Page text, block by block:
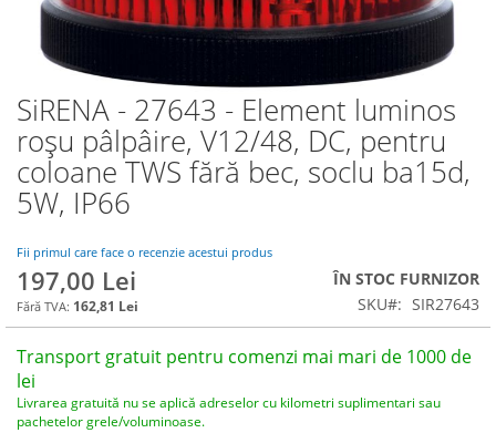
SiRENA - 27643 - Element luminos
roșu pâlpâire, V12/48, DC, pentru
coloane TWS fără bec, soclu ba15d,
5W, IP66
Fii primul care face o recenzie acestui produs
197,00 Lei
162,81 Lei
ÎN STOC FURNIZOR
SKU
SIR27643
Transport gratuit pentru comenzi mai mari de 1000 de
lei
Livrarea gratuită nu se aplică adreselor cu kilometri suplimentari sau
pachetelor grele/voluminoase.
Skip
to
the
beginning
of
the
gallery